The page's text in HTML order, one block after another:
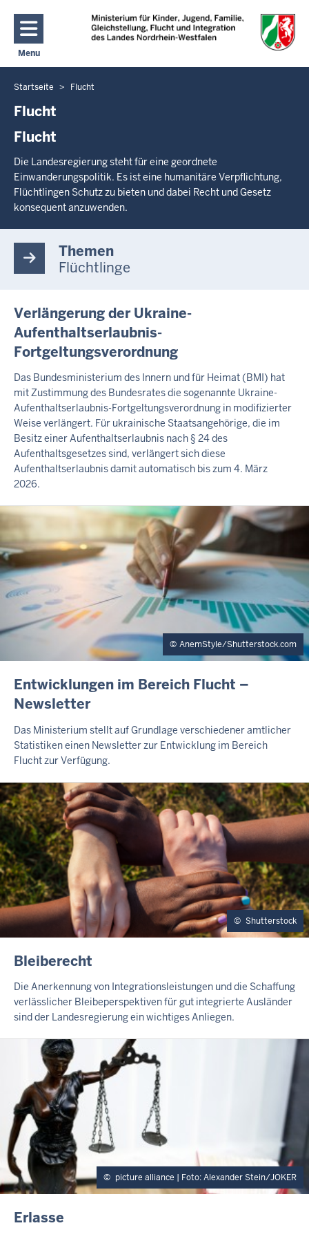
Direkt zum Inhalt
Menu
Navigation aktivieren/deaktivieren: Hauptmenü
Sie
befinden
hier
Startseite Flucht
Flucht
Flucht
Die Landesregierung steht für eine geordnete
Einwanderungspolitik. Es ist eine humanitäre Verpflichtung,
Flüchtlingen Schutz zu bieten und dabei Recht und Gesetz
konsequent anzuwenden.
Themen
Flüchtlinge
I
H
A
T
S
S
E
I
T
E
Verlängerung der Ukraine-
Aufenthaltserlaubnis-
Fortgeltungsverordnung
Das Bundesministerium des Innern und für Heimat (BMI) hat
mit Zustimmung des Bundesrates die sogenannte Ukraine-
Aufenthaltserlaubnis-Fortgeltungsverordnung in modifizierter
Weise verlängert. Für ukrainische Staatsangehörige, die im
Besitz einer Aufenthaltserlaubnis nach § 24 des
Aufenthaltsgesetzes sind, verlängert sich diese
Aufenthaltserlaubnis damit automatisch bis zum 4. März
2026.
AnemStyle/Shutterstock.com
I
H
L
T
S
E
I
T
E
Entwicklungen im Bereich Flucht –
Newsletter
Das Ministerium stellt auf Grundlage verschiedener amtlicher
Statistiken einen Newsletter zur Entwicklung im Bereich
Flucht zur Verfügung.
Shutterstock
I
H
T
S
E
Bleiberecht
Die Anerkennung von Integrationsleistungen und die Schaffung
verlässlicher Bleibeperspektiven für gut integrierte Ausländer
sind der Landesregierung ein wichtiges Anliegen.
picture alliance | Foto: Alexander Stein/JOKER
IErlasse